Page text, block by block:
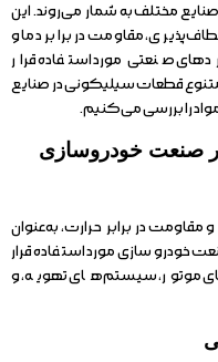
مختلف به شمار می‌روند. این
مقاومت در برابر دما و
صنعتی مورد استفاده قرار
متنوع قطعات سیلیکونی در صنایع
مواد را بررسی می‌کنیم.
صنعت خودروسازی
مقاومت در برابر حرارت، به‌عنوان
خودروسازی مورد استفاده قرار
موتور، سیستم‌های تهویه، و